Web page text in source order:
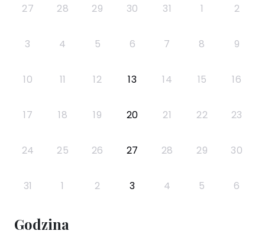
27 28 29 30 31 1 2
3 4 5 6 7 8 9
10 11 12 13 14 15 16
17 18 19 20 21 22 23
24 25 26 27 28 29 30
31 1 2 3 4 5 6
Godzina